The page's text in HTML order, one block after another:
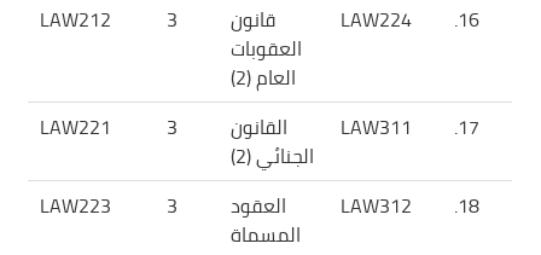
16.
LAW224
قانون
العقوبات
العام (2)
3
LAW212
17.
LAW311
القانون
الجنائي (2)
3
LAW221
18.
LAW312
العقود
المسماة
3
LAW223